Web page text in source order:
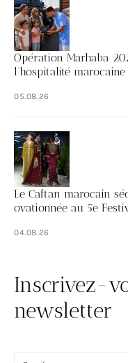
Opération Marhaba
l’hospitalité marocaine
05.08.26
Le Caftan marocain
ovationnée au 5e
04.08.26
Inscrivez-
newsletter